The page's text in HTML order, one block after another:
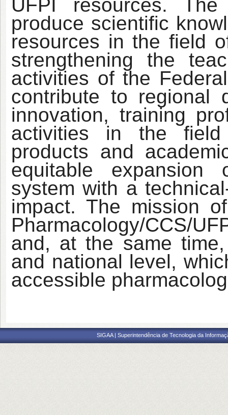
UFPI resources.
produce scientific
resources in the field
strengthening the
activities of the
contribute to regional
innovation, training
activities in the
products and
equitable expansion
system with a
impact. The mission
Pharmacology/CCS/
and, at the same
and national level,
accessible
SIGAA | Superintendência de Tecnologia da